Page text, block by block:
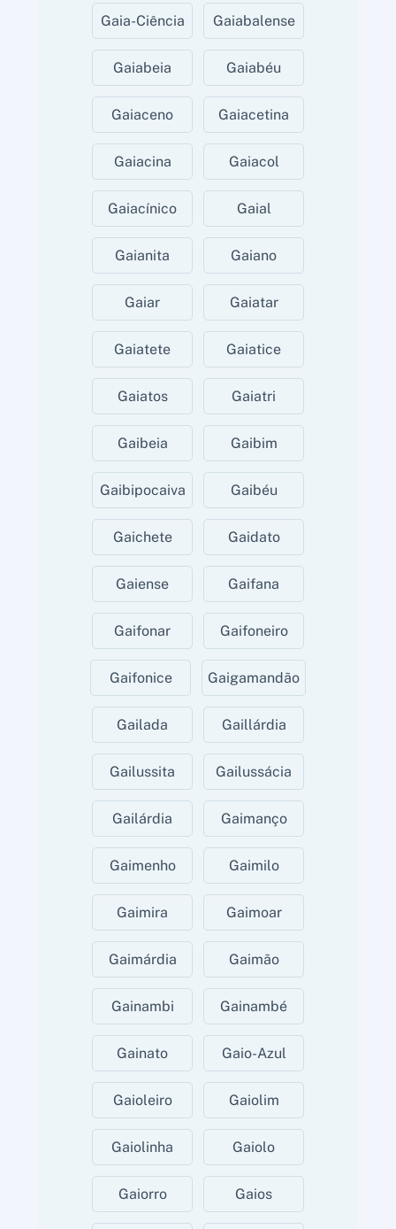
Gaia-Ciência Gaiabalense
Gaiabeia Gaiabéu
Gaiaceno Gaiacetina
Gaiacina Gaiacol
Gaiacínico Gaial
Gaianita Gaiano
Gaiar Gaiatar
Gaiatete Gaiatice
Gaiatos Gaiatri
Gaibeia Gaibim
Gaibipocaiva Gaibéu
Gaichete Gaidato
Gaiense Gaifana
Gaifonar Gaifoneiro
Gaifonice Gaigamandão
Gailada Gaillárdia
Gailussita Gailussácia
Gailárdia Gaimanço
Gaimenho Gaimilo
Gaimira Gaimoar
Gaimárdia Gaimão
Gainambi Gainambé
Gainato Gaio-Azul
Gaioleiro Gaiolim
Gaiolinha Gaiolo
Gaiorro Gaios